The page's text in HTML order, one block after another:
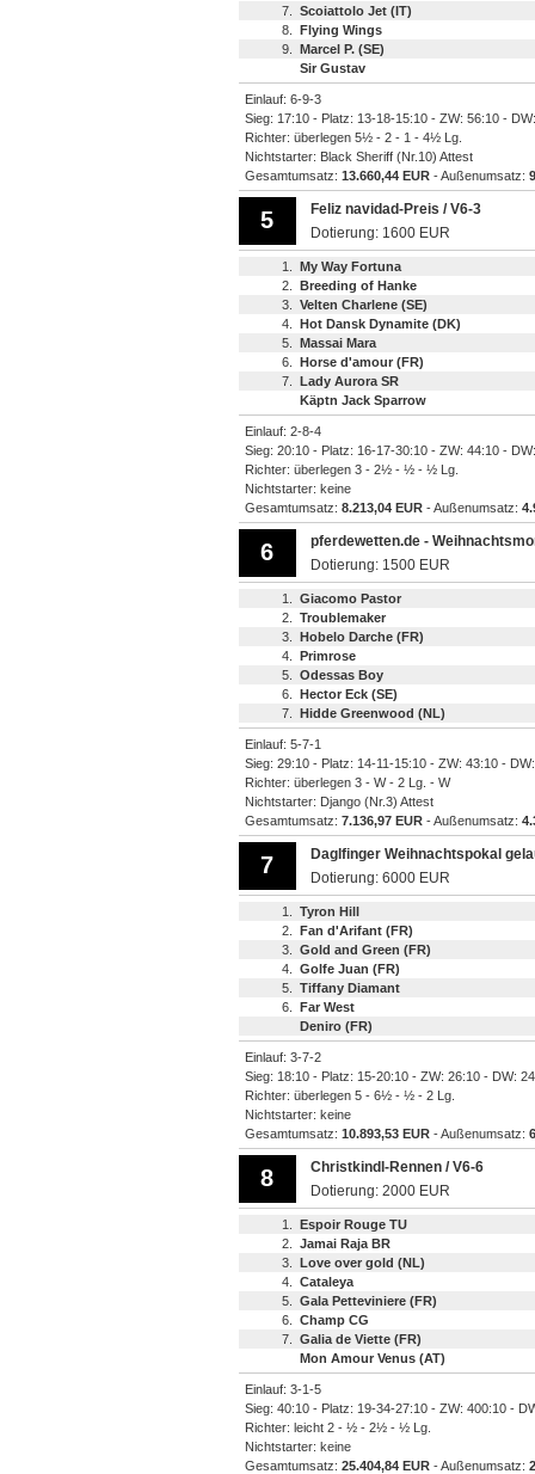
7.
Scoiattolo Jet (IT)
8.
Flying Wings
9.
Marcel P. (SE)
Sir Gustav
Einlauf: 6-9-3
Sieg: 17:10 - Platz: 13-18-15:10 - ZW: 56:10 -
Richter: überlegen 5½ - 2 - 1 - 4½ Lg.
Nichtstarter: Black Sheriff (Nr.10) Attest
Gesamtumsatz: 13.660,44 EUR - Außenumsatz:
5
Feliz navidad-Preis / V6-3
Dotierung: 1600 EUR
1.
My Way Fortuna
2.
Breeding of Hanke
3.
Velten Charlene (SE)
4.
Hot Dansk Dynamite (DK)
5.
Massai Mara
6.
Horse d'amour (FR)
7.
Lady Aurora SR
Käptn Jack Sparrow
Einlauf: 2-8-4
Sieg: 20:10 - Platz: 16-17-30:10 - ZW: 44:10 -
Richter: überlegen 3 - 2½ - ½ - ½ Lg.
Nichtstarter: keine
Gesamtumsatz: 8.213,04 EUR - Außenumsatz:
6
pferdewetten.de -
Dotierung: 1500 EUR
1.
Giacomo Pastor
2.
Troublemaker
3.
Hobelo Darche (FR)
4.
Primrose
5.
Odessas Boy
6.
Hector Eck (SE)
7.
Hidde Greenwood (NL)
Einlauf: 5-7-1
Sieg: 29:10 - Platz: 14-11-15:10 - ZW: 43:10 -
Richter: überlegen 3 - W - 2 Lg. - W
Nichtstarter: Django (Nr.3) Attest
Gesamtumsatz: 7.136,97 EUR - Außenumsatz:
7
Daglfinger Weihnachtspokal
Dotierung: 6000 EUR
1.
Tyron Hill
2.
Fan d'Arifant (FR)
3.
Gold and Green (FR)
4.
Golfe Juan (FR)
5.
Tiffany Diamant
6.
Far West
Deniro (FR)
Einlauf: 3-7-2
Sieg: 18:10 - Platz: 15-20:10 - ZW: 26:10 - DW:
Richter: überlegen 5 - 6½ - ½ - 2 Lg.
Nichtstarter: keine
Gesamtumsatz: 10.893,53 EUR - Außenumsatz:
8
Christkindl-Rennen / V6-6
Dotierung: 2000 EUR
1.
Espoir Rouge TU
2.
Jamai Raja BR
3.
Love over gold (NL)
4.
Cataleya
5.
Gala Petteviniere (FR)
6.
Champ CG
7.
Galia de Viette (FR)
Mon Amour Venus (AT)
Einlauf: 3-1-5
Sieg: 40:10 - Platz: 19-34-27:10 - ZW: 400:10 -
Richter: leicht 2 - ½ - 2½ - ½ Lg.
Nichtstarter: keine
Gesamtumsatz: 25.404,84 EUR - Außenumsatz: